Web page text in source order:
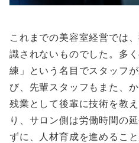
これまでの美容室経営では
識されないものでした。多
練」という名目でスタッフ
び、先輩スタッフもまた、
残業として後輩に技術を教
り、サロン側は労働時間の
ずに、人材育成を進めるこ